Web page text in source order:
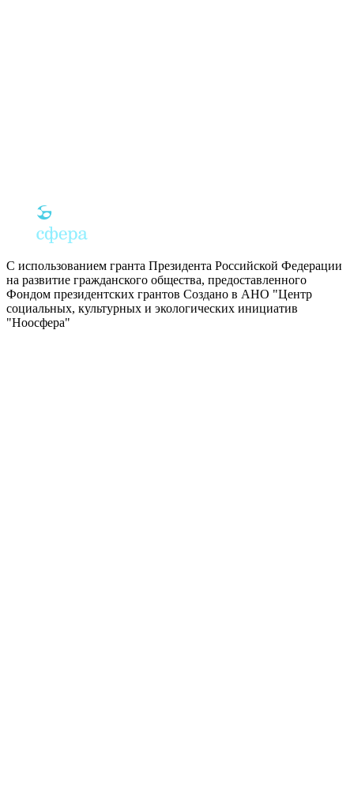
С использованием гранта Президента Российской Федерации
на развитие гражданского общества, предоставленного
Фондом президентских грантов Создано в АНО "Центр
социальных, культурных и экологических инициатив
"Ноосфера"